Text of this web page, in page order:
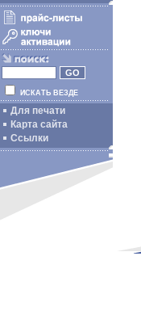
ИСКАТЬ ВЕЗДЕ
Для печати
Карта сайта
Ссылки